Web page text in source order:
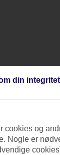
din integritet
cookies og
Nogle er